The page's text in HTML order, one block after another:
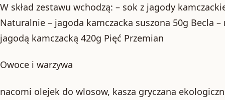
W skład zestawu wchodzą: – sok z jagody
Naturalnie – jagoda kamczacka suszona 50g Becla
jagodą kamczacką 420g Pięć Przemian
Owoce i warzywa
nacomi olejek do wlosow, kasza gryczana